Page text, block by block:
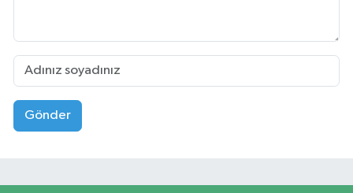
Gönder